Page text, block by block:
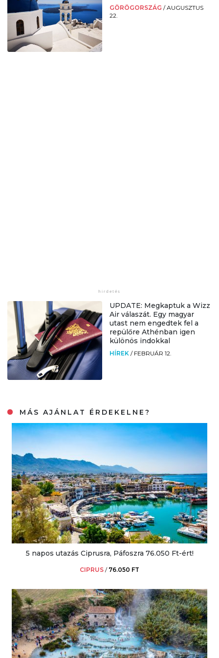
GÖRÖGORSZÁG /AUGUSZTUS
22.
UPDATE: Megkaptuk a Wizz
Air válaszát. Egy magyar
utast nem engedtek fel a
repülőre Athénban igen
különös indokkal
HÍREK / FEBRUÁR 12.
MÁS AJÁNLAT ÉRDEKELNE?
5 napos utazás Ciprusra, Páfoszra 76.050 Ft-ért!
CIPRUS / 76.050 FT